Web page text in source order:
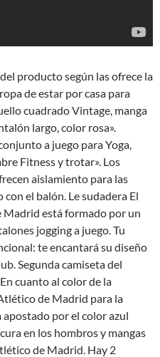
producto según las ofrece la
de estar por casa para
cuadrado Vintage, manga
largo, color rosa».
a juego para Yoga,
Fitness y trotar». Los
aislamiento para las
el balón. Le sudadera El
está formado por un
jogging a juego. Tu
te encantará su diseño
Segunda camiseta del
cuanto al color de la
de Madrid para la
por el color azul
en los hombros y mangas
de Madrid. Hay 2